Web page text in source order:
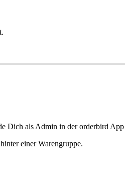
Dich als Admin in der orderbird App
einer Warengruppe.